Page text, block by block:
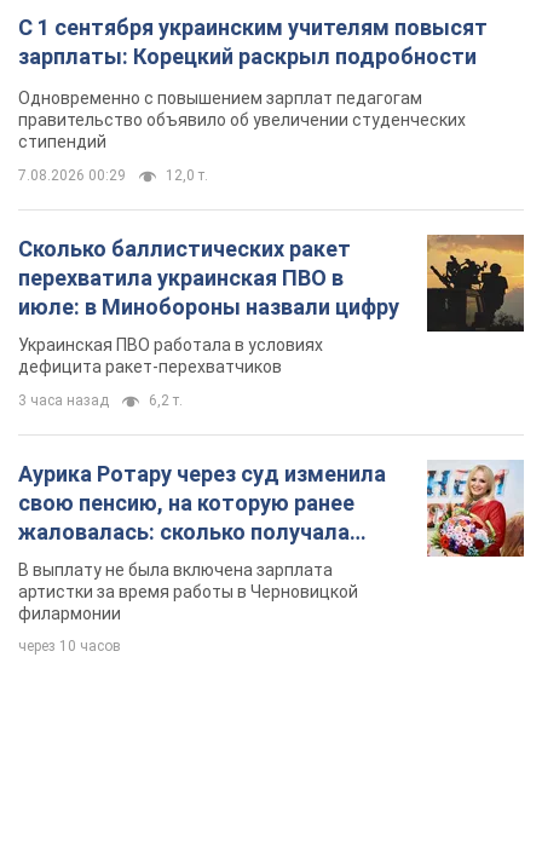
С 1 сентября украинским учителям повысят
зарплаты: Корецкий раскрыл подробности
Одновременно с повышением зарплат педагогам
правительство объявило об увеличении студенческих
стипендий
7.08.2026 00:29 12,0 т.
Сколько баллистических ракет
перехватила украинская ПВО в
июле: в Минобороны назвали цифру
Украинская ПВО работала в условиях
дефицита ракет-перехватчиков
3 часа назад 6,2 т.
Аурика Ротару через суд изменила
свою пенсию, на которую ранее
жаловалась: сколько получала
певица
В выплату не была включена зарплата
артистки за время работы в Черновицкой
филармонии
через 10 часов